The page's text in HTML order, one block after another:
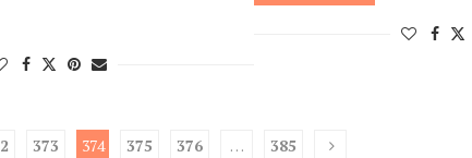
373 374 375 376 … 385